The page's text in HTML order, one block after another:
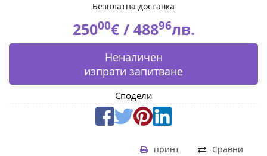
Безплатна доставка
25000€ / 48896лв.
Неналичен
изпрати запитване
Сподели
Сравни
принт